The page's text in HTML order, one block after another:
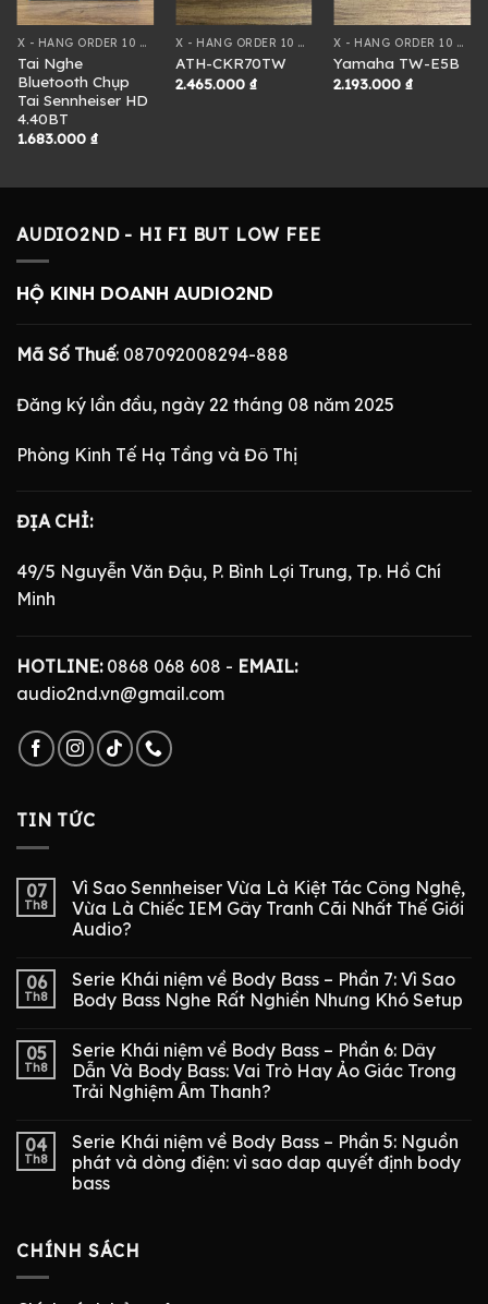
X - HÀNG ORDER 10 NGÀY
Tai Nghe
Bluetooth Chụp
Tai Sennheiser HD
4.40BT
1.683.000 ₫
X - HÀNG ORDER 10 NGÀY
ATH-CKR70TW
2.465.000₫
X - HÀNG ORDER 10 NGÀY
Yamaha TW-E5B
2.193.000₫
AUDIO2ND - HI FI BUT LOW FEE
HỘ KINH DOANH AUDIO2ND
Mã Số Thuế: 087092008294-888
Đăng ký lần đầu, ngày 22 tháng 08 năm 2025
Phòng Kinh Tế Hạ Tầng và Đô Thị
ĐỊA CHỈ:
49/5 Nguyễn Văn Đậu, P. Bình Lợi Trung, Tp. Hồ Chí
Minh
HOTLINE:0868 068 608 - EMAIL:
audio2nd.vn@gmail.com
TIN TỨC
07
Th8
Vì Sao Sennheiser Vừa Là Kiệt Tác Công Nghệ,
Vừa Là Chiếc IEM Gây Tranh Cãi Nhất Thế Giới
Audio?
06
Th8
Serie Khái niệm về Body Bass – Phần 7: Vì Sao
Body Bass Nghe Rất Nghiền Nhưng Khó Setup
05
Th8
Serie Khái niệm về Body Bass – Phần 6: Dây
Dẫn Và Body Bass: Vai Trò Hay Ảo Giác Trong
Trải Nghiệm Âm Thanh?
04
Th8
Serie Khái niệm về Body Bass – Phần 5: Nguồn
phát và dòng điện: vì sao dap quyết định body
bass
CHÍNH SÁCH